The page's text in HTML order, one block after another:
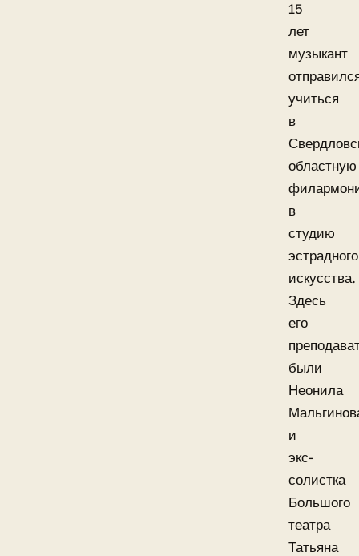
15
лет
музыкант
учиться
в
областную
в
студию
эстрадного
искусства.
Здесь
его
были
Неонила
и
экс-
солистка
Большого
театра
Татьяна